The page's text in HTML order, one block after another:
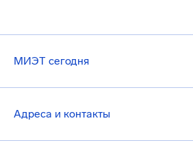
МИЭТ сегодня
Адреса и контакты